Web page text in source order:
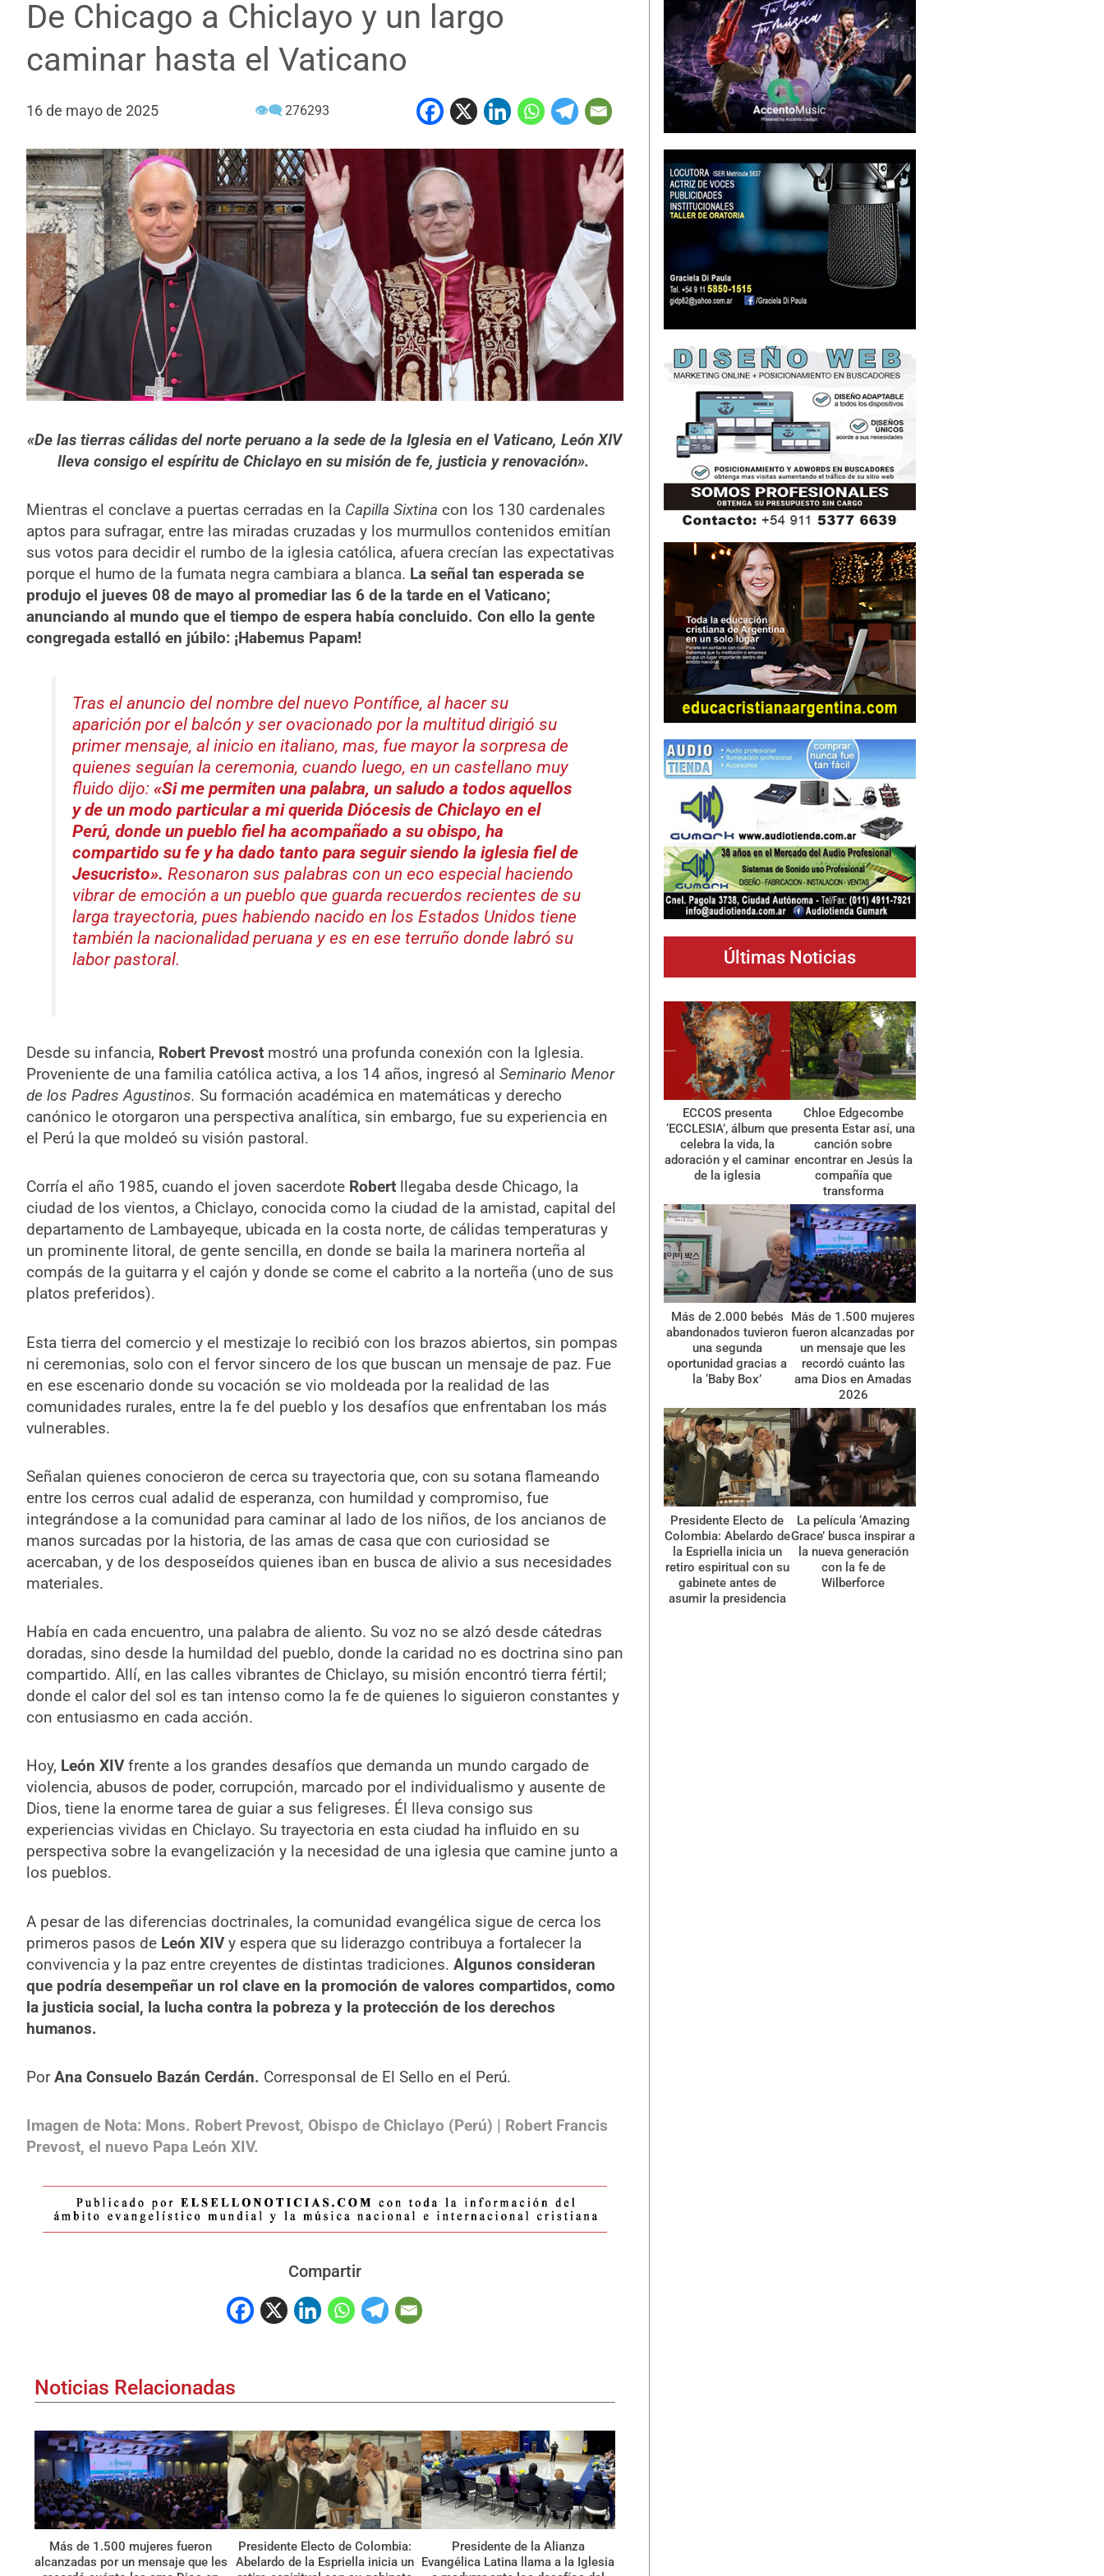
De Chicago a Chiclayo y un largo
caminar hasta el Vaticano
16 de mayo de 2025 👁‍🗨 276293
«De las tierras cálidas del norte peruano a la sede de la Iglesia en el Vaticano, León XIV
lleva consigo el espíritu de Chiclayo en su misión de fe, justicia y renovación».
Mientras el conclave a puertas cerradas en la Capilla Sixtina con los 130 cardenales
aptos para sufragar, entre las miradas cruzadas y los murmullos contenidos emitían
sus votos para decidir el rumbo de la iglesia católica, afuera crecían las expectativas
porque el humo de la fumata negra cambiara a blanca. La señal tan esperada se
produjo el jueves 08 de mayo al promediar las 6 de la tarde en el Vaticano;
anunciando al mundo que el tiempo de espera había concluido. Con ello la gente
congregada estalló en júbilo: ¡Habemus Papam!
Tras el anuncio del nombre del nuevo Pontífice, al hacer su
aparición por el balcón y ser ovacionado por la multitud dirigió su
primer mensaje, al inicio en italiano, mas, fue mayor la sorpresa de
quienes seguían la ceremonia, cuando luego, en un castellano muy
fluido dijo: «Si me permiten una palabra, un saludo a todos aquellos
y de un modo particular a mi querida Diócesis de Chiclayo en el
Perú, donde un pueblo fiel ha acompañado a su obispo, ha
compartido su fe y ha dado tanto para seguir siendo la iglesia fiel de
Jesucristo». Resonaron sus palabras con un eco especial haciendo
vibrar de emoción a un pueblo que guarda recuerdos recientes de su
larga trayectoria, pues habiendo nacido en los Estados Unidos tiene
también la nacionalidad peruana y es en ese terruño donde labró su
labor pastoral.
Desde su infancia, Robert Prevostmostró una profunda conexión con la Iglesia.
Proveniente de una familia católica activa, a los 14 años, ingresó al Seminario Menor
de los Padres Agustinos. Su formación académica en matemáticas y derecho
canónico le otorgaron una perspectiva analítica, sin embargo, fue su experiencia en
el Perú la que moldeó su visión pastoral.
Corría el año 1985, cuando el joven sacerdote Robertllegaba desde Chicago, la
ciudad de los vientos, a Chiclayo, conocida como la ciudad de la amistad, capital del
departamento de Lambayeque, ubicada en la costa norte, de cálidas temperaturas y
un prominente litoral, de gente sencilla, en donde se baila la marinera norteña al
compás de la guitarra y el cajón y donde se come el cabrito a la norteña (uno de sus
platos preferidos).
Esta tierra del comercio y el mestizaje lo recibió con los brazos abiertos, sin pompas
ni ceremonias, solo con el fervor sincero de los que buscan un mensaje de paz. Fue
en ese escenario donde su vocación se vio moldeada por la realidad de las
comunidades rurales, entre la fe del pueblo y los desafíos que enfrentaban los más
vulnerables.
Señalan quienes conocieron de cerca su trayectoria que, con su sotana flameando
entre los cerros cual adalid de esperanza, con humildad y compromiso, fue
integrándose a la comunidad para caminar al lado de los niños, de los ancianos de
manos surcadas por la historia, de las amas de casa que con curiosidad se
acercaban, y de los desposeídos quienes iban en busca de alivio a sus necesidades
materiales.
Había en cada encuentro, una palabra de aliento. Su voz no se alzó desde cátedras
doradas, sino desde la humildad del pueblo, donde la caridad no es doctrina sino pan
compartido. Allí, en las calles vibrantes de Chiclayo, su misión encontró tierra fértil;
donde el calor del sol es tan intenso como la fe de quienes lo siguieron constantes y
con entusiasmo en cada acción.
Hoy, León XIVfrente a los grandes desafíos que demanda un mundo cargado de
violencia, abusos de poder, corrupción, marcado por el individualismo y ausente de
Dios, tiene la enorme tarea de guiar a sus feligreses. Él lleva consigo sus
experiencias vividas en Chiclayo. Su trayectoria en esta ciudad ha influido en su
perspectiva sobre la evangelización y la necesidad de una iglesia que camine junto a
los pueblos.
A pesar de las diferencias doctrinales, la comunidad evangélica sigue de cerca los
primeros pasos de León XIVy espera que su liderazgo contribuya a fortalecer la
convivencia y la paz entre creyentes de distintas tradiciones. Algunos consideran
que podría desempeñar un rol clave en la promoción de valores compartidos, como
la justicia social, la lucha contra la pobreza y la protección de los derechos
humanos.
PorAna Consuelo Bazán Cerdán. Corresponsal de El Sello en el Perú.
Imagen de Nota: Mons. Robert Prevost, Obispo de Chiclayo (Perú) | Robert Francis
Prevost, el nuevo Papa León XIV.
Compartir
Noticias Relacionadas
Más de 1.500 mujeres fueron
alcanzadas por un mensaje que les
Presidente Electo de Colombia:
Abelardo de la Espriella inicia un
Presidente de la Alianza
Evangélica Latina llama a la Iglesia
Últimas Noticias
ECCOS presenta
‘ECCLESIA’, álbum que
celebra la vida, la
adoración y el caminar
de la iglesia
Chloe Edgecombe
presenta Estar así, una
canción sobre
encontrar en Jesús la
compañía que
transforma
Más de 2.000 bebés
abandonados tuvieron
una segunda
oportunidad gracias a
la ‘Baby Box’
Más de 1.500 mujeres
fueron alcanzadas por
un mensaje que les
recordó cuánto las
ama Dios en Amadas
2026
Presidente Electo de
Colombia: Abelardo de
la Espriella inicia un
retiro espiritual con su
gabinete antes de
asumir la presidencia
La película ‘Amazing
Grace’ busca inspirar a
la nueva generación
con la fe de
Wilberforce